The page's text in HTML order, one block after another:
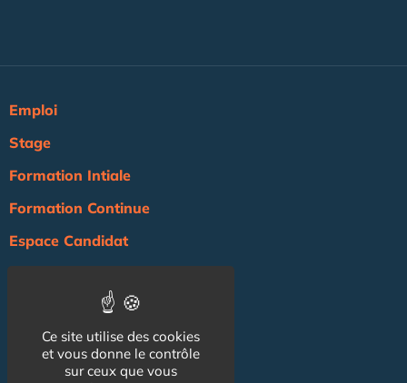
Emploi
Stage
Formation Intiale
Formation Continue
Espace Candidat
Agenda
NOS AUTRES SITES :
Ce site utilise des cookies
et vous donne le contrôle
sur ceux que vous